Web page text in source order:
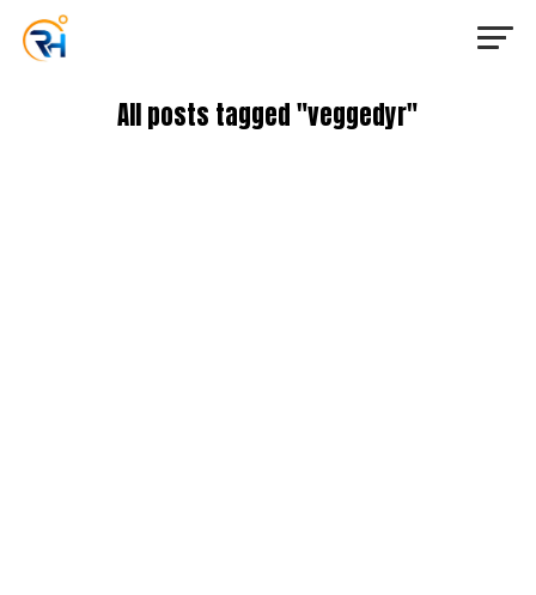
All posts tagged "veggedyr"